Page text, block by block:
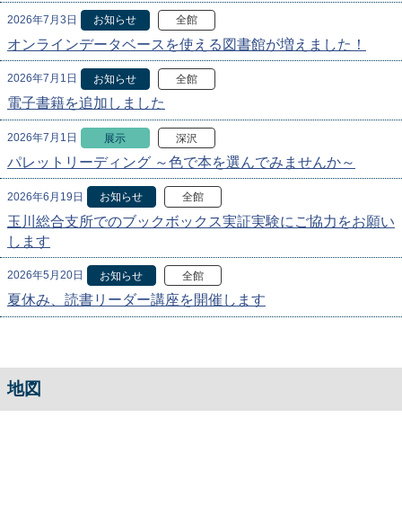
2026年7月3日 お知らせ 全館
オンラインデータベースを使える図書館が増えました！
2026年7月1日 お知らせ 全館
電子書籍を追加しました
2026年7月1日 展示 深沢
パレットリーディング ～色で本を選んでみませんか～
2026年6月19日 お知らせ 全館
玉川総合支所でのブックボックス実証実験にご協力をお願い
します
2026年5月20日 お知らせ 全館
夏休み、読書リーダー講座を開催します
地図